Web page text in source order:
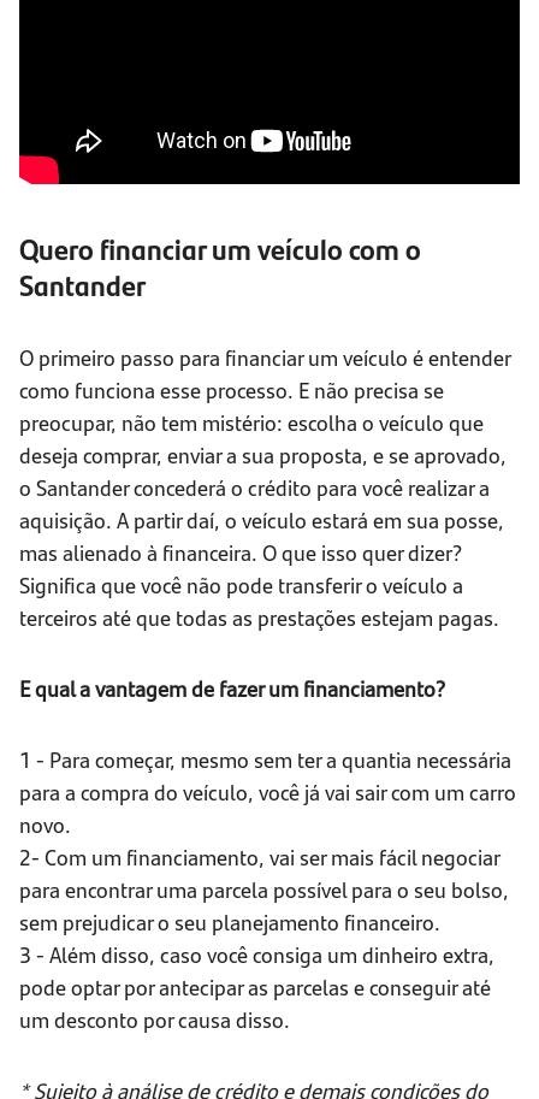
Quero financiar um veículo com o
Santander
O primeiro passo para financiar um veículo é entender
como funciona esse processo. E não precisa se
preocupar, não tem mistério: escolha o veículo que
deseja comprar, enviar a sua proposta, e se aprovado,
o Santander concederá o crédito para você realizar a
aquisição. A partir daí, o veículo estará em sua posse,
mas alienado à financeira. O que isso quer dizer?
Significa que você não pode transferir o veículo a
terceiros até que todas as prestações estejam pagas.
E qual a vantagem de fazer um financiamento?
1 - Para começar, mesmo sem ter a quantia necessária
para a compra do veículo, você já vai sair com um carro
novo.
2- Com um financiamento, vai ser mais fácil negociar
para encontrar uma parcela possível para o seu bolso,
sem prejudicar o seu planejamento financeiro.
3 - Além disso, caso você consiga um dinheiro extra,
pode optar por antecipar as parcelas e conseguir até
um desconto por causa disso.
* Sujeito à análise de crédito e demais condições do